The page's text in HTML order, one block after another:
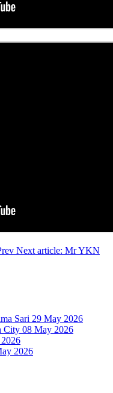
Next article: Mr YKN
Sari 29 May 2026
City 08 May 2026
2026